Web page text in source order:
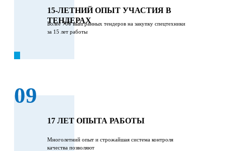
15-ЛЕТНИЙ ОПЫТ УЧАСТИЯ В
ТЕНДЕРАХ
Более 700 выигранных тендеров на закупку спецтехники
за 15 лет работы
09
17 ЛЕТ ОПЫТА РАБОТЫ
Многолетний опыт и строжайшая система контроля
качества позволяют